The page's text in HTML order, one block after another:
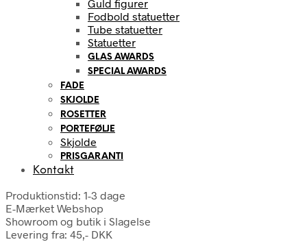
Guld figurer
Fodbold statuetter
Tube statuetter
Statuetter
GLAS AWARDS
SPECIAL AWARDS
FADE
SKJOLDE
ROSETTER
PORTEFØLJE
Skjolde
PRISGARANTI
Kontakt
Produktionstid: 1-3 dage
E-Mærket Webshop
Showroom og butik i Slagelse
Levering fra: 45,- DKK